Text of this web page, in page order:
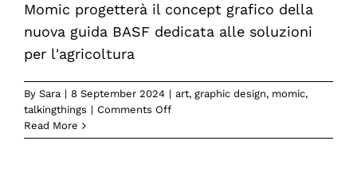
Momic
Momic progetterà il concept grafico della
nuova guida BASF dedicata alle soluzioni
per l'agricoltura
By Sara | 8 September 2024 | art, graphic design, momic,
talkingthings | Comments Offon
nuovo
Read More